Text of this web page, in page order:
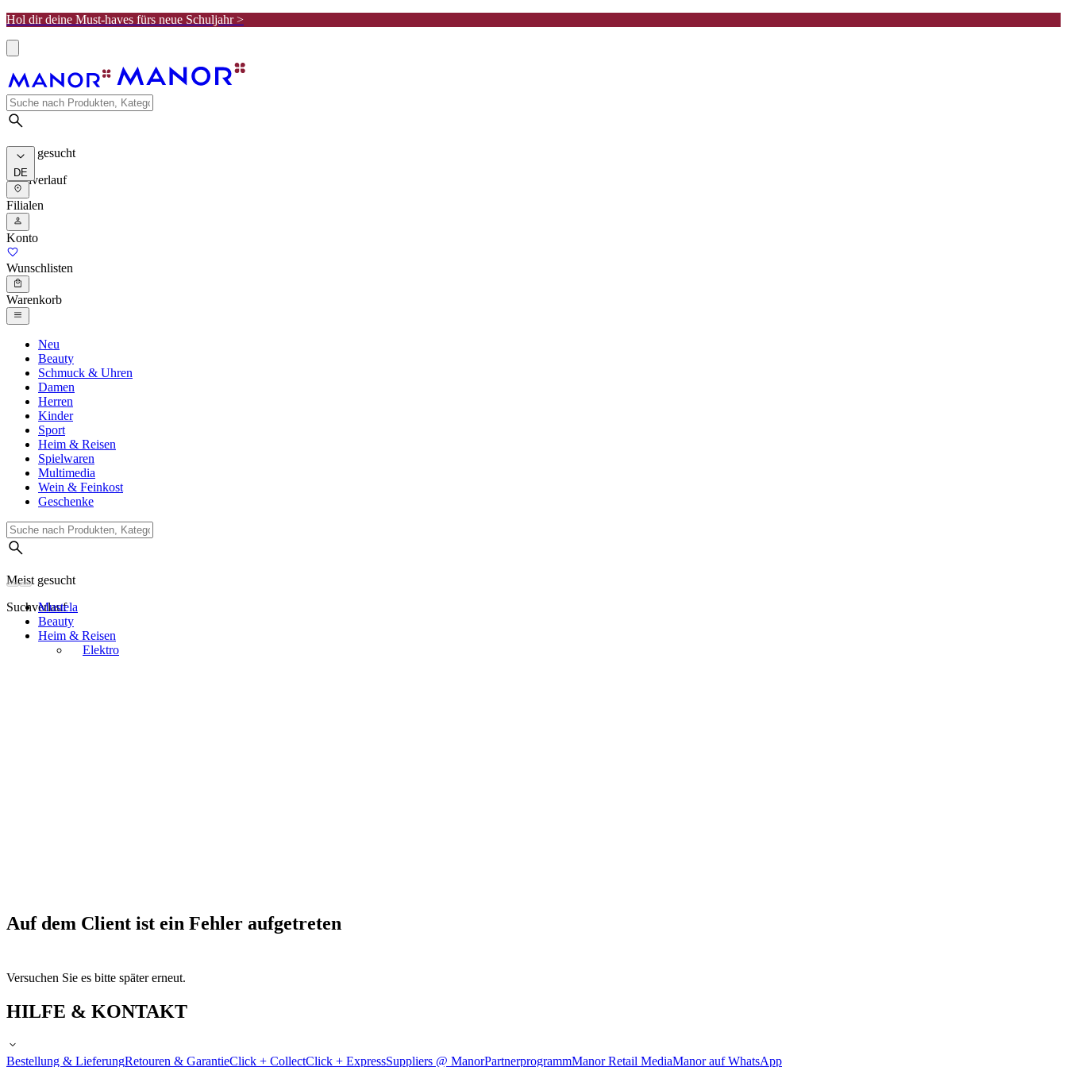
Hol dir deine Must-haves fürs neue Schuljahr >
Meist gesucht
Suchverlauf
DE
Filialen
Konto
Wunschlisten
Warenkorb
Neu
Beauty
Schmuck & Uhren
Damen
Herren
Kinder
Sport
Heim & Reisen
Spielwaren
Multimedia
Wein & Feinkost
Geschenke
Meist gesucht
Suchverlauf
Mustela
Beauty
Heim & Reisen
Elektro
Auf dem Client ist ein Fehler aufgetreten
Versuchen Sie es bitte später erneut.
HILFE & KONTAKT
Bestellung & LieferungRetouren & GarantieClick + CollectClick + ExpressSuppliers @ ManorPartnerprogrammManor Retail MediaManor auf WhatsApp